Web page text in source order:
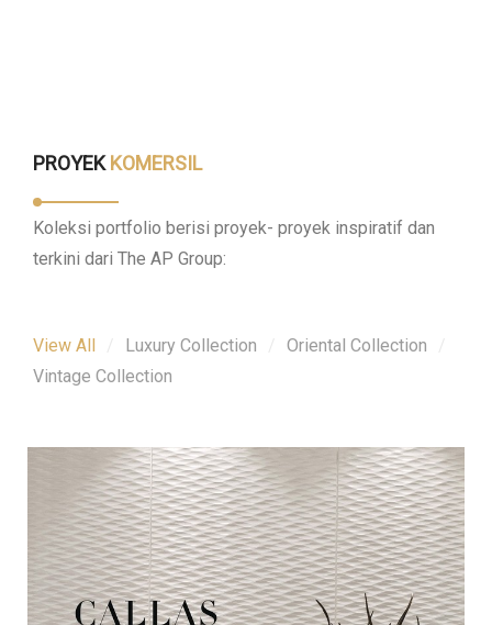
PROYEKKOMERSIL
Koleksi portfolio berisi proyek- proyek inspiratif dan
terkini dari The AP Group:
View All Luxury Collection
Oriental Collection
Vintage Collection